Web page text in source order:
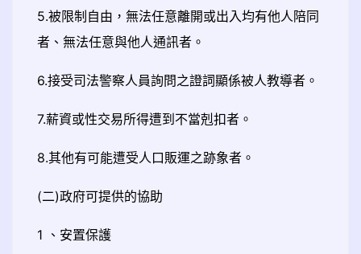
5.被限制自由，無法任意離開或出入均有他人陪同
者、無法任意與他人通訊者。
6.接受司法警察人員詢問之證詞顯係被人教導者。
7.薪資或性交易所得遭到不當剋扣者。
8.其他有可能遭受人口販運之跡象者。
(二)政府可提供的協助
1 、安置保護